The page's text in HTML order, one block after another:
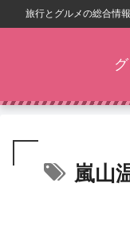
旅行とグルメの総合情
嵐山